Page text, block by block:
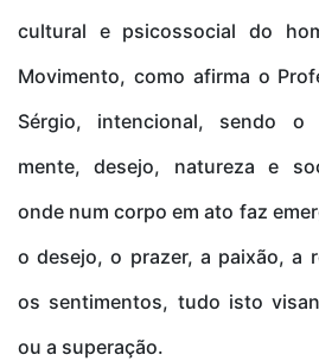
cultural e psicossocial do
Movimento, como afirma o
Sérgio, intencional, sendo o
mente, desejo, natureza e
onde num corpo em ato faz
o desejo, o prazer, a paixão, a
os sentimentos, tudo isto
ou a superação.